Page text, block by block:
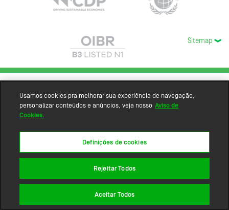
Sitemap
Usamos cookies pra melhorar sua experiência de navegação,
personalizar conteúdos e anúncios, veja nosso Aviso de
Cookies.
Definições de cookies
Rejeitar Todos
Aceitar Todos